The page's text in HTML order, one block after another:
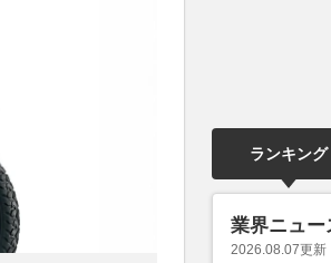
ランキング
業界ニュー
2026.08.07更新